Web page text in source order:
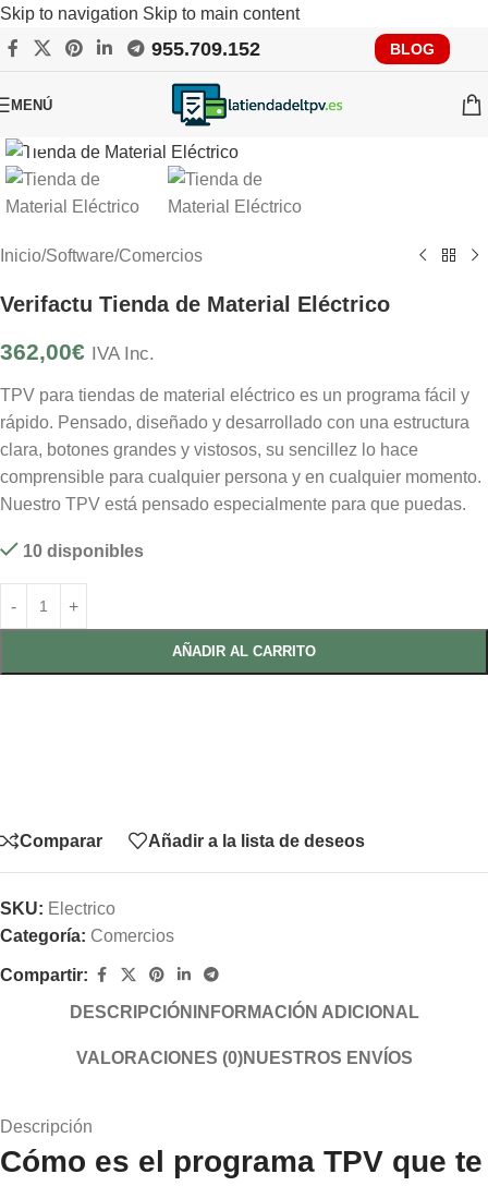
Skip to navigation Skip to main content
RECUERDA QUE PRONTO TENDRÁS QUE CUMPLIR CON
VERIFACTU, CONSÚLTANOS
955.709.152 BLOG
MENÚ
Clic para ampliar
Inicio/Software/Comercios
Verifactu Tienda de Material Eléctrico
362,00€ IVA Inc.
TPV para tiendas de material eléctrico es un programa fácil y
rápido. Pensado, diseñado y desarrollado con una estructura
clara, botones grandes y vistosos, su sencillez lo hace
comprensible para cualquier persona y en cualquier momento.
Nuestro TPV está pensado especialmente para que puedas.
10 disponibles
AÑADIR AL CARRITO
Comparar Añadir a la lista de deseos
SKU: Electrico
Categoría: Comercios
Compartir:
DESCRIPCIÓN INFORMACIÓN ADICIONAL
VALORACIONES (0)NUESTROS ENVÍOS
Descripción
Cómo es el programa TPV que te